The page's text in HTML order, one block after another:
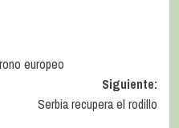
europeo
Siguiente:
Serbia recupera el rodillo